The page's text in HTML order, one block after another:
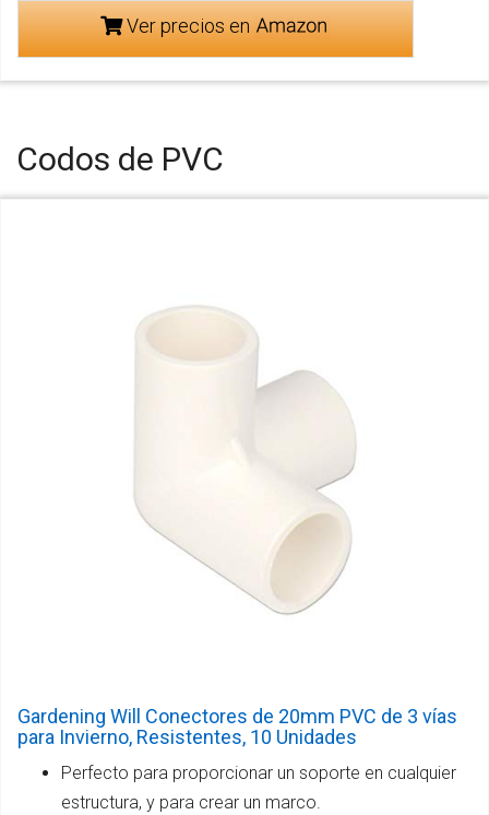
Ver precios en
Codos de PVC
Gardening Will Conectores de 20mm PVC de 3 vías
para Invierno, Resistentes, 10 Unidades
Perfecto para proporcionar un soporte en cualquier
estructura, y para crear un marco.